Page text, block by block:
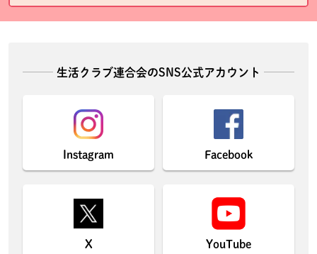
生活クラブ連合会のSNS公式アカウント
Instagram Facebook
X YouTube